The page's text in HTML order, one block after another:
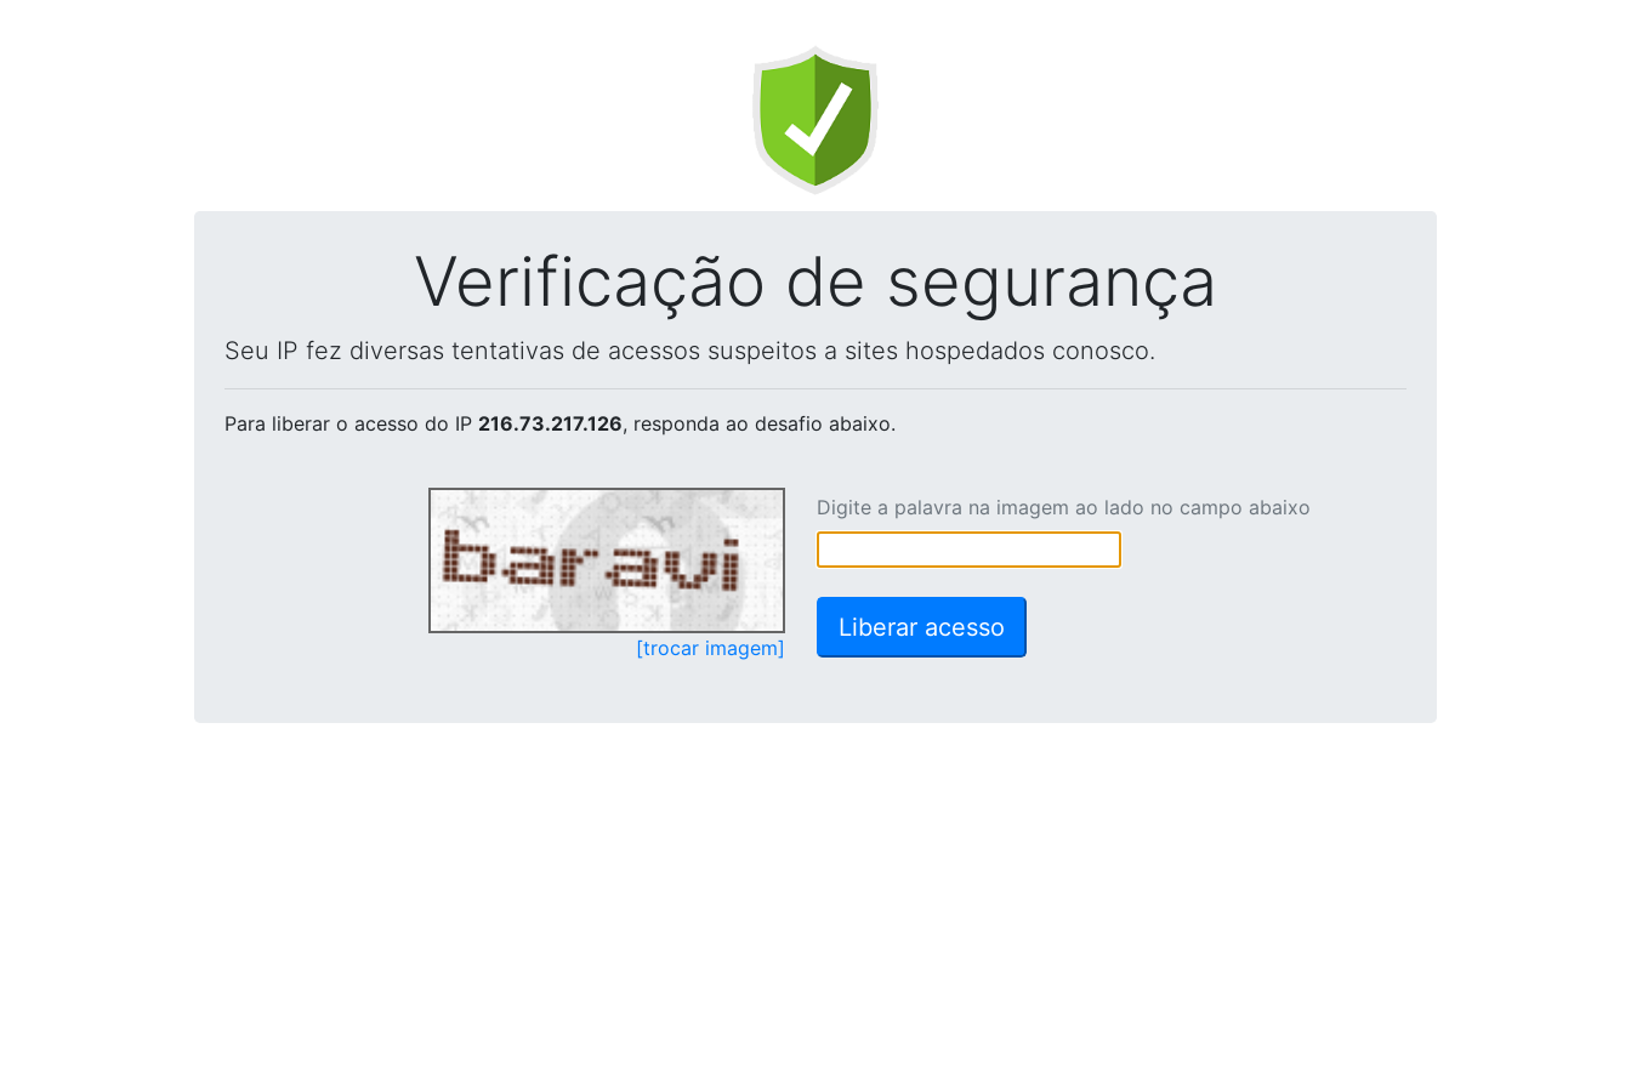
Verificação de segurança
Seu IP fez diversas tentativas de acessos suspeitos a sites hospedados conosco.
Para liberar o acesso do IP 216.73.217.126, responda ao desafio abaixo.
[trocar imagem]
Digite a palavra na imagem ao lado no campo abaixo